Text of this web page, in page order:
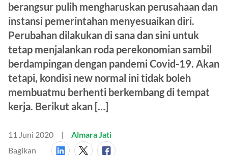
berangsur pulih mengharuskan perusahaan dan
instansi pemerintahan menyesuaikan diri.
Perubahan dilakukan di sana dan sini untuk
tetap menjalankan roda perekonomian sambil
berdampingan dengan pandemi Covid-19. Akan
tetapi, kondisi new normal ini tidak boleh
membuatmu berhenti berkembang di tempat
kerja. Berikut akan […]
11 Juni 2020
Almara Jati
Bagikan